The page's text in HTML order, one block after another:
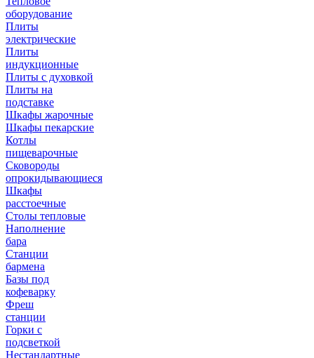
оборудование
Плиты
электрические
Плиты
индукционные
Плиты с духовкой
Плиты на
подставке
Шкафы жарочные
Шкафы пекарские
Котлы
пищеварочные
Сковороды
опрокидывающиеся
Шкафы
расстоечные
Столы тепловые
Наполнение
бара
Станции
бармена
Базы под
кофеварку
Фреш
станции
Горки с
подсветкой
Нестандартные